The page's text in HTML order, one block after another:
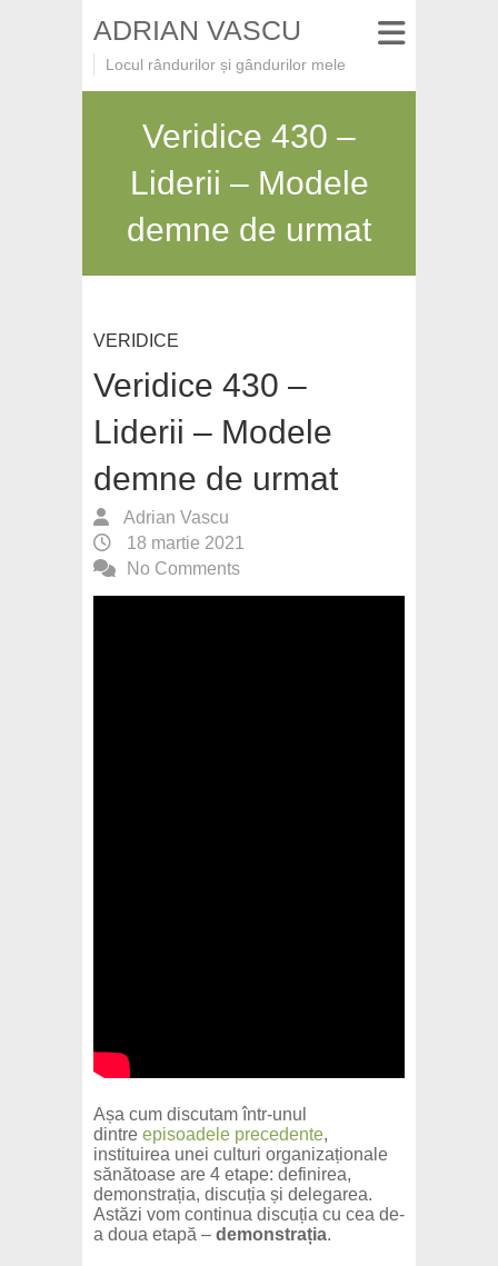
ADRIAN VASCU
Locul rândurilor și gândurilor mele
Veridice 430 –
Liderii – Modele
demne de urmat
VERIDICE
Veridice 430 –
Liderii – Modele
demne de urmat
Adrian Vascu
18 martie 2021
No Comments
Așa cum discutam într-unul
dintre episoadele precedente,
instituirea unei culturi organizaționale
sănătoase are 4 etape: definirea,
demonstrația, discuția și delegarea.
Astăzi vom continua discuția cu cea de-
a doua etapă – demonstrația.